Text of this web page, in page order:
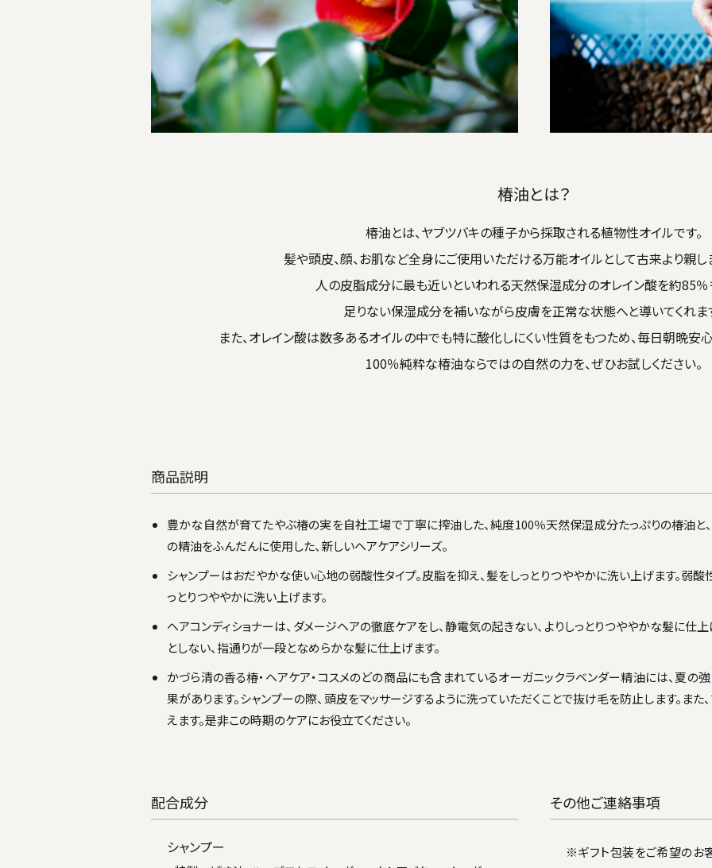
椿油とは？
椿油とは、ヤブツバキの種子から採取される植物性オイルです。
髪や頭皮、顔、お肌など全身にご使用いただける万能オイルとして古来より親し
人の皮脂成分に最も近いといわれる天然保湿成分のオレイン酸を約85％
足りない保湿成分を補いながら皮膚を正常な状態へと導いてくれま
また、オレイン酸は数多あるオイルの中でも特に酸化しにくい性質をもつため、毎日朝晩安
100％純粋な椿油ならではの自然の力を、ぜひお試しください。
商品説明
豊かな自然が育てたやぶ椿の実を自社工場で丁寧に搾油した、純度100％天然保湿成分たっぷりの椿油と
の精油をふんだんに使用した、新しいヘアケアシリーズ。
シャンプーはおだやかな使い心地の弱酸性タイプ。皮脂を抑え、髪をしっとりつややかに洗い上げます。弱酸
っとりつややかに洗い上げます。
ヘアコンディショナーは、ダメージヘアの徹底ケアをし、静電気の起きない、よりしっとりつややかな髪に仕上
としない、指通りが一段となめらかな髪に仕上げます。
かづら清の香る椿・ヘアケア・コスメのどの商品にも含まれているオーガニックラベンダー精油には、夏
果があります。シャンプーの際、頭皮をマッサージするように洗っていただくことで抜け毛を防止します。また
えます。是非この時期のケアにお役立てください。
配合成分
シャンプー
その他ご連絡事項
※ギフト包装をご希望のお